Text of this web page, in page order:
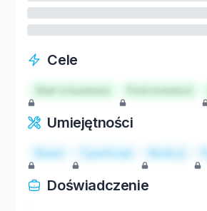
Cele
Start a business
Umiejętności
React TypeScript Node.js
Doświadczenie